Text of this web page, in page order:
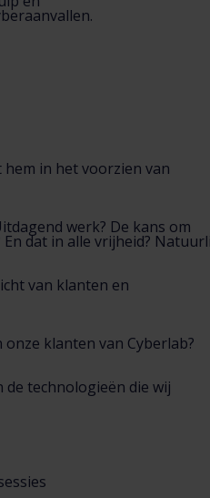
hem in het voorzien van
werk? De kans om
dat in alle vrijheid?
van klanten en
onze klanten van Cyberlab?
de technologieën die wij